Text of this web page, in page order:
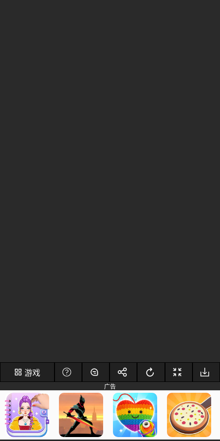
游戏
广告